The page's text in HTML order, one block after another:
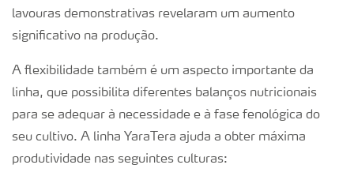
lavouras demonstrativas revelaram um aumento
significativo na produção.
A flexibilidade também é um aspecto importante da
linha, que possibilita diferentes balanços nutricionais
para se adequar à necessidade e à fase fenológica do
seu cultivo. A linha YaraTera ajuda a obter máxima
produtividade nas seguintes culturas: